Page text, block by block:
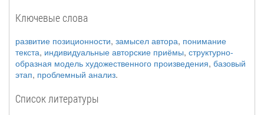
Ключевые слова
развитие позиционности, замысел автора, понимание
текста, индивидуальные авторские приёмы, структурно-
образная модель художественного произведения, базовый
этап, проблемный анализ.
Список литературы